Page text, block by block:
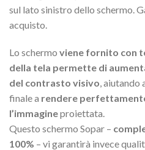
sul lato sinistro dello schermo.
acquisto.
Lo schermo viene fornito con
della tela permette di
del contrasto visivo ,
finale a rendere
l’immagineproiettata.
Questo schermo Sopar –
100% – vi garantirà invece